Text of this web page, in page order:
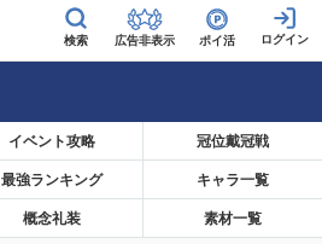
広告非表示 ポイ活
イベント攻略 冠位戴冠戦
最強ランキング キャラ一覧
概念礼装 素材一覧